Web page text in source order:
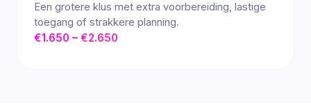
Een grotere klus met extra voorbereiding, lastige
toegang of strakkere planning.
€1.650 – €2.650